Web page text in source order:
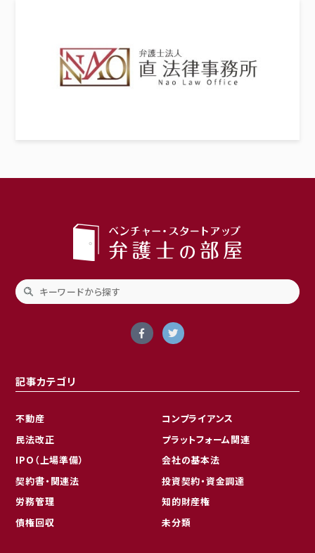
記事カテゴリ
不動産
コンプライアンス
民法改正
プラットフォーム関連
IPO（上場準備）
会社の基本法
契約書・関連法
投資契約・資金調達
労務管理
知的財産権
債権回収
未分類